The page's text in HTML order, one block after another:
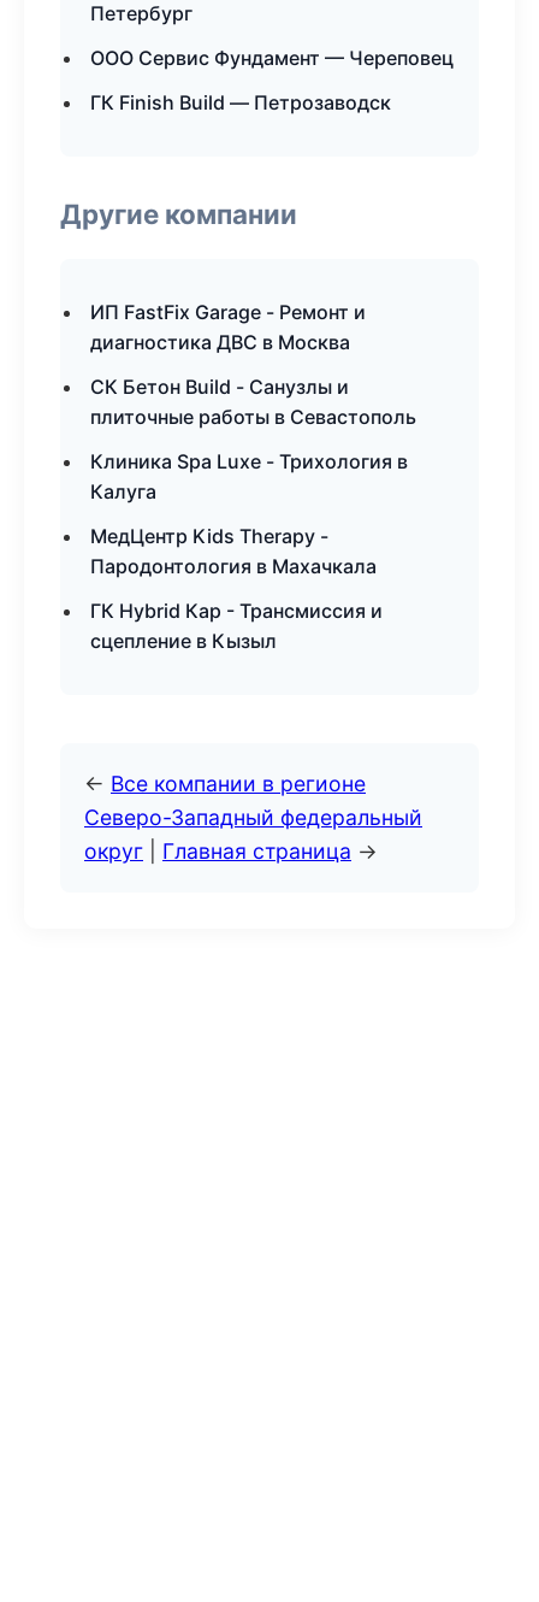
Петербург
ООО Сервис Фундамент — Череповец
ГК Finish Build — Петрозаводск
Другие компании
ИП FastFix Garage - Ремонт и
диагностика ДВС в Москва
СК Бетон Build - Санузлы и
плиточные работы в Севастополь
Клиника Spa Luxe - Трихология в
Калуга
МедЦентр Kids Therapy -
Пародонтология в Махачкала
ГК Hybrid Кар - Трансмиссия и
сцепление в Кызыл
← Все компании в регионе
Северо-Западный федеральный
округ
Главная страница →